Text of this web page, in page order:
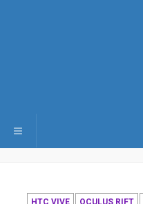
Переключить навигацию
HTC VIVE OCULUS RIFT